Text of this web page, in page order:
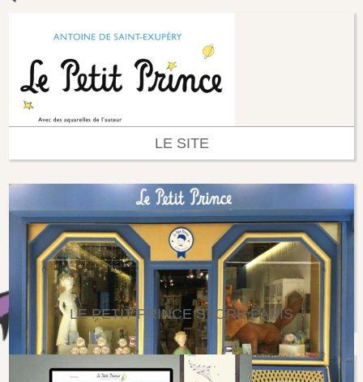
LE SITE
LE PETIT PRINCE STORE PARIS